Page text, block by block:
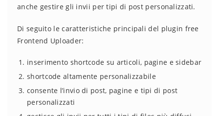
anche gestire gli invii per tipi di post personalizzati.
Di seguito le caratteristiche principali del plugin free
Frontend Uploader:
inserimento shortcode su articoli, pagine e sidebar
shortcode altamente personalizzabile
consente l’invio di post, pagine e tipi di post
personalizzati